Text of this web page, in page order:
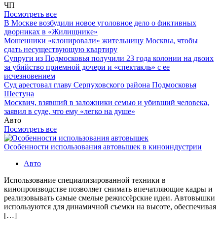
ЧП
Посмотреть все
В Москве возбудили новое уголовное дело о фиктивных
дворниках в «Жилищнике»
Мошенники «клонировали» жительницу Москвы, чтобы
сдать несуществующую квартиру
Супруги из Подмосковья получили 23 года колонии на двоих
за убийство приемной дочери и «спектакль» с ее
исчезновением
Суд арестовал главу Серпуховского района Подмосковья
Шестуна
Москвич, взявший в заложники семью и убивший человека,
заявил в суде, что ему «легко на душе»
Авто
Посмотреть все
Особенности использования автовышек в киноиндустрии
Авто
Использование специализированной техники в
кинопроизводстве позволяет снимать впечатляющие кадры и
реализовывать самые смелые режиссёрские идеи. Автовышки
используются для динамичной съемки на высоте, обеспечивая
[…]